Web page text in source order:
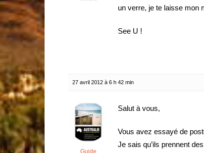
un verre, je te laisse mon
See U !
27 avril 2012 à 6 h 42 min
Guide
Salut à vous,
Vous avez essayé de
Je sais qu’ils prennent